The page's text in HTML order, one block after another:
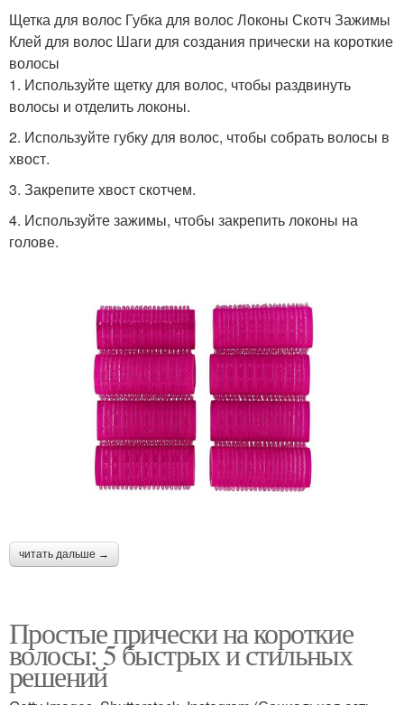
Щетка для волос Губка для волос Локоны Скотч Зажимы
Клей для волос Шаги для создания прически на короткие
волосы
1. Используйте щетку для волос, чтобы раздвинуть
волосы и отделить локоны.
2. Используйте губку для волос, чтобы собрать волосы в
хвост.
3. Закрепите хвост скотчем.
4. Используйте зажимы, чтобы закрепить локоны на
голове.
читать дальше →
Простые прически на короткие
волосы: 5 быстрых и стильных
решений